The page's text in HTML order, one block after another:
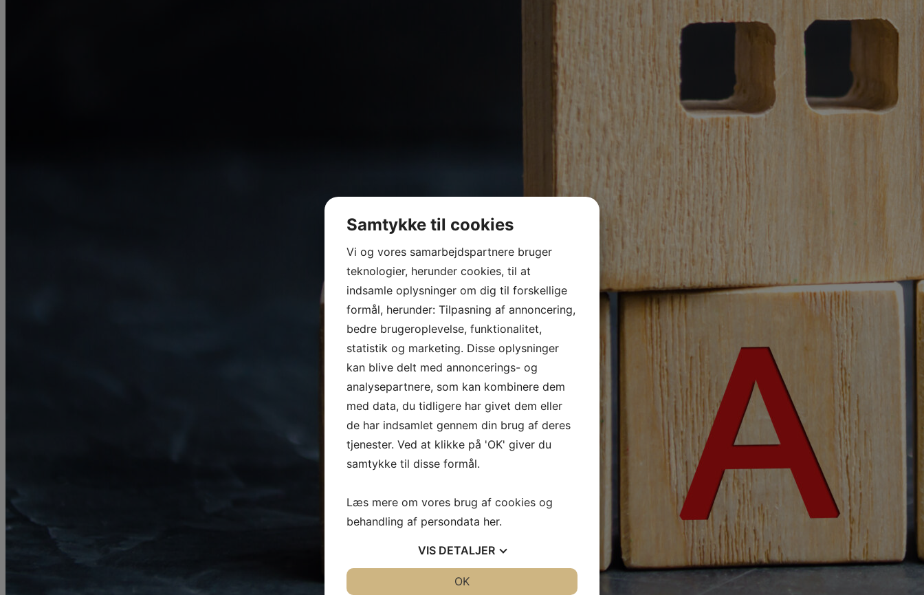
Samtykke til cookies
Vi og vores samarbejdspartnere bruger
teknologier, herunder cookies, til at
indsamle oplysninger om dig til forskellige
formål, herunder: Tilpasning af annoncering,
bedre brugeroplevelse, funktionalitet,
statistik og marketing. Disse oplysninger
kan blive delt med annoncerings- og
analysepartnere, som kan kombinere dem
med data, du tidligere har givet dem eller
de har indsamlet gennem din brug af deres
tjenester. Ved at klikke på 'OK' giver du
samtykke til disse formål.
Læs mere om vores brug af cookies og
behandling af persondata her.
VIS DETALJER
OK